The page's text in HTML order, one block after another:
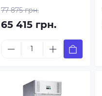
77 875 грн.
65 415 грн.